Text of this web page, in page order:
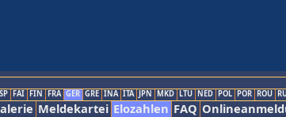
FAI FIN FRA GER GRE INA ITA JPN MKD LTU NED POL POR ROU
Meldekartei Elozahlen FAQ